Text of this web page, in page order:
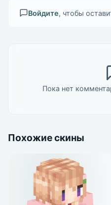
Войдите, чтобы
Пока нет
Похожие скины